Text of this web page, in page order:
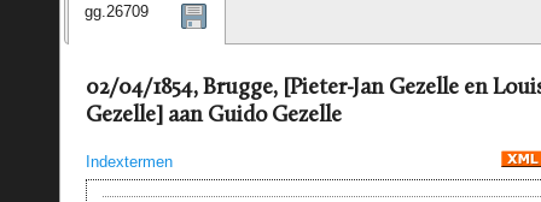
gg.26709
02/04/1854, Brugge, [Pieter-Jan Gezelle en
Gezelle] aan Guido Gezelle
Indextermen